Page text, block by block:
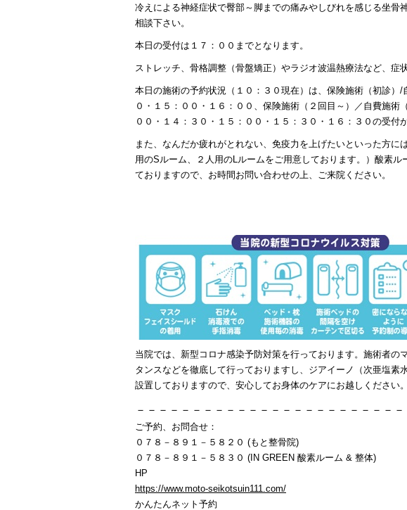
冷えによる神経症状で臀部～脚までの痛みやしびれを感じる坐骨
相談下さい。
本日の受付は１７：００までとなります。
ストレッチ、骨格調整（骨盤矯正）やラジオ波温熱療法など、症
本日の施術の予約状況（１０：３０現在）は、保険施術（初診）
０・１５：００・１６：００、保険施術（２回目～）／自費施術
００・１４：３０・１５：００・１５：３０・１６：３０の受付
また、なんだか疲れがとれない、免疫力を上げたいといった方に
用のSルーム、２人用のLルームをご用意しております。）酸素
ておりますので、お時間お問い合わせの上、ご来院ください。
当院では、新型コロナ感染予防対策を行っております。施術者の
タンスなどを徹底して行っておりますし、ジアイーノ（次亜塩
設置しておりますので、安心してお身体のケアにお越しください
－－－－－－－－－－－－－－－－－－－－－－－－
ご予約、お問合せ：
０７８－８９１－５８２０ (もと整骨院)
０７８－８９１－５８３０ (IN GREEN 酸素ルーム & 整体)
HP
https://www.moto-seikotsuin111.com/
かんたんネット予約